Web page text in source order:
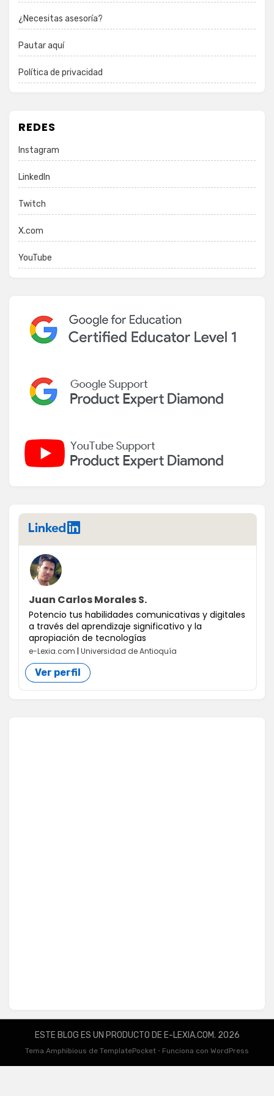
¿Necesitas asesoría?
Pautar aquí
Política de privacidad
REDES
Instagram
LinkedIn
Twitch
X.com
YouTube
LinkedIn
Juan Carlos Morales S.
Potencio tus habilidades comunicativas y digitales
a través del aprendizaje significativo y la
apropiación de tecnologías
e-Lexia.com | Universidad de Antioquía
Ver perfil
ESTE BLOG ES UN PRODUCTO DE E-LEXIA.COM. 2026
Tema Amphibious de TemplatePocket ⋅ Funciona con WordPress